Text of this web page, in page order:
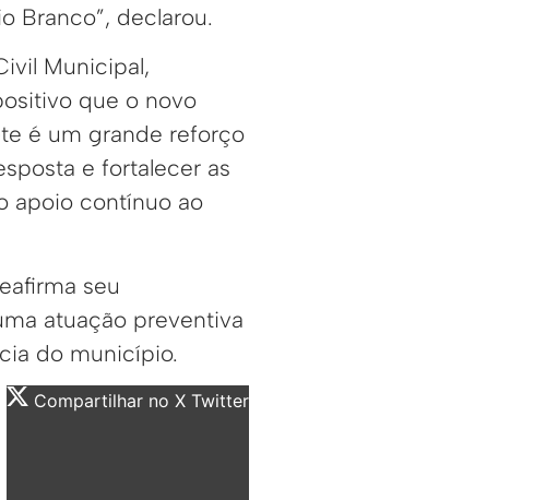
Branco”, declarou.
Municipal,
que o novo
é um grande reforço
e fortalecer as
apoio contínuo ao
seu
atuação preventiva
do município.
Compartilhar no X Twitter